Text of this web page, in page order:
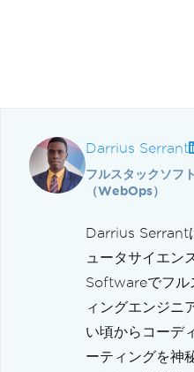
Darrius Serrant
フルスタックソフ
（WebOps）
Darrius Serrant
ュータサイエン
Softwareでフル
ィングエンジニ
い頃からコーデ
ーティングを神